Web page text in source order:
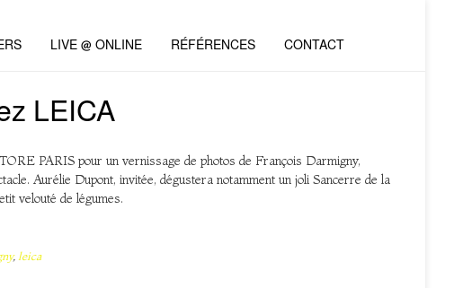
LIVE @ ONLINE RÉFÉRENCES CONTACT
LEICA
PARIS pour un vernissage de photos de François Darmigny,
Aurélie Dupont, invitée, dégustera notamment un joli Sancerre de la
velouté de légumes.
, leica